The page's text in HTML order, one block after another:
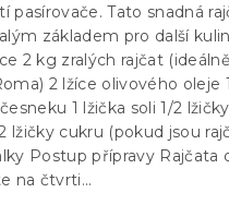
pasírovače. Tato snadná
základem pro další
2 kg zralých rajčat
2 lžíce olivového oleje
1 lžička soli 1/2
lžičky cukru (pokud jsou
Postup přípravy Rajčata
na čtvrti...